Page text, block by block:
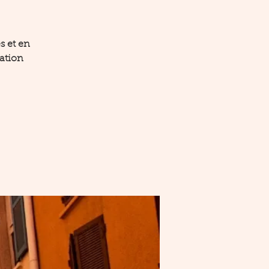
et en